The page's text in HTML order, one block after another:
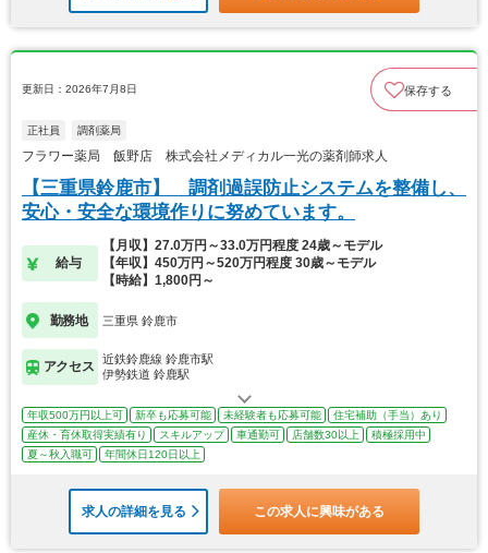
更新日：2026年7月8日 保存する
正社員 調剤薬局
フラワー薬局 飯野店 株式会社メディカル一光の薬剤師求人
【三重県鈴鹿市】 調剤過誤防止システムを整備し、
安心・安全な環境作りに努めています。
給与
【月収】27.0万円～33.0万円程度 24歳～モデル
【年収】450万円～520万円程度 30歳～モデル
【時給】1,800円～
勤務地 三重県 鈴鹿市
アクセス
近鉄鈴鹿線 鈴鹿市駅
伊勢鉄道 鈴鹿駅
年収500万円以上可 新卒も応募可能 未経験者も応募可能
住宅補助（手当）あり
産休・育休取得実績有り
スキルアップ 車通勤可 店舗数30以上
積極採用中
夏～秋入職可
年間休日120日以上
求人の詳細を見る この求人に興味がある